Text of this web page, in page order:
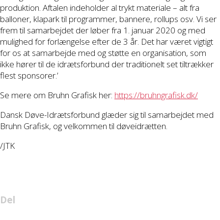
produktion. Aftalen indeholder al trykt materiale – alt fra
balloner, klapark til programmer, bannere, rollups osv. Vi ser
frem til samarbejdet der løber fra 1. januar 2020 og med
mulighed for forlængelse efter de 3 år. Det har været vigtigt
for os at samarbejde med og støtte en organisation, som
ikke hører til de idrætsforbund der traditionelt set tiltrækker
flest sponsorer.’
Se mere om Bruhn Grafisk her: https://bruhngrafisk.dk/
Dansk Døve-Idrætsforbund glæder sig til samarbejdet med
Bruhn Grafisk, og velkommen til døveidrætten.
/JTK
Del